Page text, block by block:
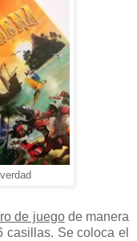
de juegode manera
casillas. Se coloca el